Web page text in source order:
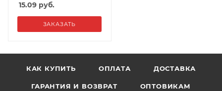
15.09 руб.
ЗАКАЗАТЬ
КАК КУПИТЬ ОПЛАТА ДОСТАВКА
ГАРАНТИЯ И ВОЗВРАТ ОПТОВИКАМ